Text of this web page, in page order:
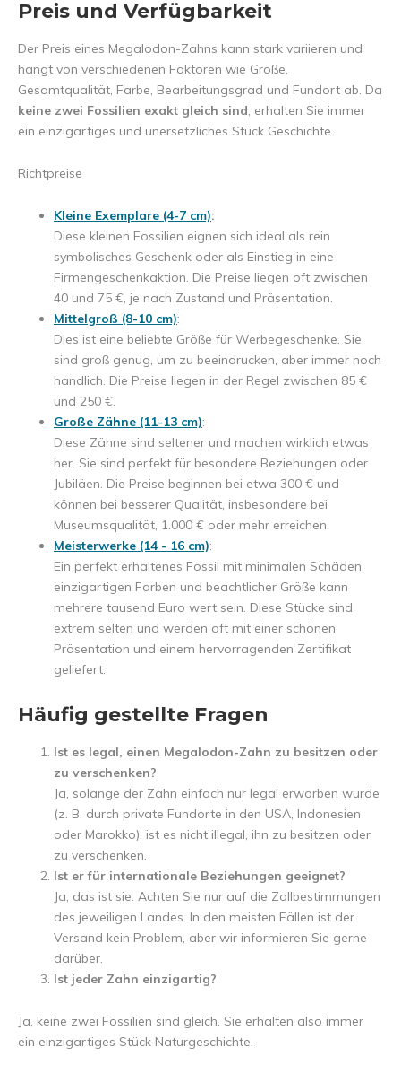
Preis und Verfügbarkeit
Der Preis eines Megalodon-Zahns kann stark variieren und
hängt von verschiedenen Faktoren wie Größe,
Gesamtqualität, Farbe, Bearbeitungsgrad und Fundort ab. Da
keine zwei Fossilien exakt gleich sind, erhalten Sie immer
ein einzigartiges und unersetzliches Stück Geschichte.
Richtpreise
Kleine Exemplare (4-7 cm):
Diese kleinen Fossilien eignen sich ideal als rein
symbolisches Geschenk oder als Einstieg in eine
Firmengeschenkaktion. Die Preise liegen oft zwischen
40 und 75 €, je nach Zustand und Präsentation.
Mittelgroß (8-10 cm):
Dies ist eine beliebte Größe für Werbegeschenke. Sie
sind groß genug, um zu beeindrucken, aber immer noch
handlich. Die Preise liegen in der Regel zwischen 85 €
und 250 €.
Große Zähne (11-13 cm):
Diese Zähne sind seltener und machen wirklich etwas
her. Sie sind perfekt für besondere Beziehungen oder
Jubiläen. Die Preise beginnen bei etwa 300 € und
können bei besserer Qualität, insbesondere bei
Museumsqualität, 1.000 € oder mehr erreichen.
Meisterwerke (14 - 16 cm):
Ein perfekt erhaltenes Fossil mit minimalen Schäden,
einzigartigen Farben und beachtlicher Größe kann
mehrere tausend Euro wert sein. Diese Stücke sind
extrem selten und werden oft mit einer schönen
Präsentation und einem hervorragenden Zertifikat
geliefert.
Häufig gestellte Fragen
Ist es legal, einen Megalodon-Zahn zu besitzen oder
zu verschenken?
Ja, solange der Zahn einfach nur legal erworben wurde
(z. B. durch private Fundorte in den USA, Indonesien
oder Marokko), ist es nicht illegal, ihn zu besitzen oder
zu verschenken.
Ist er für internationale Beziehungen geeignet?
Ja, das ist sie. Achten Sie nur auf die Zollbestimmungen
des jeweiligen Landes. In den meisten Fällen ist der
Versand kein Problem, aber wir informieren Sie gerne
darüber.
Ist jeder Zahn einzigartig?
Ja, keine zwei Fossilien sind gleich. Sie erhalten also immer
ein einzigartiges Stück Naturgeschichte.